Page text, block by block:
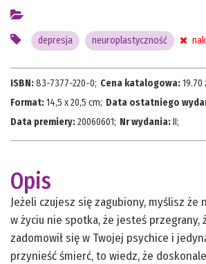
depresja neuroplastyczność
ISBN:83-7377-220-0; Cena katalogowa:19.70
Format:14,5 x 20,5 cm; Data ostatniego
Data premiery:20060601; Nr wydania:II;
Opis
Jeżeli czujesz się zagubiony, myślisz że
w życiu nie spotka, że jesteś przegrany,
zadomowił się w Twojej psychice i
przynieść śmierć, to wiedz, że